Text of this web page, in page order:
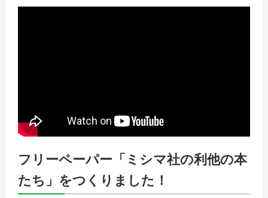
フリーペーパー「ミシマ社の利他の本
たち」をつくりました！